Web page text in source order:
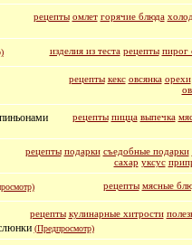
рецепты омлет горячие блюда
изделия из теста рецепты пирог
рецепты кекс овсянка орехи
рецепты пицца выпечка
рецепты подарки съедобные подарки
сахар уксус
рецепты мясные
рецепты кулинарные хитрости
(Предпросмотр)